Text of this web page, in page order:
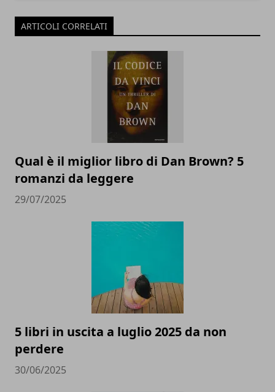
ARTICOLI CORRELATI
Qual è il miglior libro di Dan Brown? 5
romanzi da leggere
29/07/2025
5 libri in uscita a luglio 2025 da non
perdere
30/06/2025